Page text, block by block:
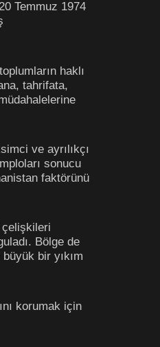
Temmuz 1974
haklı
tahrifata,
ve ayrılıkçı
sonucu
faktörünü
çelişkileri
Bölge de
bir yıkım
korumak için